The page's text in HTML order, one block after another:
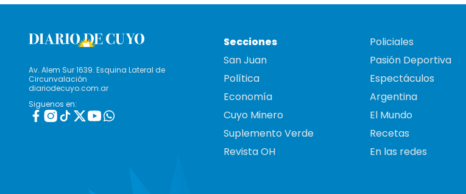
Av. Alem Sur 1639. Esquina Lateral de
Circunvalación
diariodecuyo.com.ar
Siguenos en:
Secciones
San Juan
Política
Economía
Cuyo Minero
Suplemento Verde
Revista OH
Policiales
Pasión Deportiva
Espectáculos
Argentina
El Mundo
Recetas
En las redes